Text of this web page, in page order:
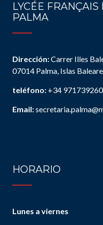
LYCÉE
PALMA
Dirección:Carrer Illes
07014 Palma, Islas
teléfono: +34 971739260
Email:
HORARIO
Lunes a viernes